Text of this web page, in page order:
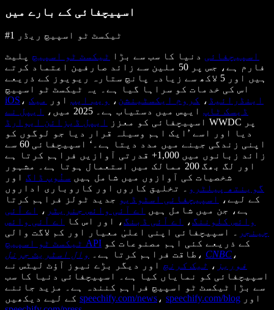
اسپیچفائی کے بارے میں
#1 ٹیکسٹ ٹو اسپیچ ریڈر
اسپیچفائی دنیا کا سب سے بڑا ٹیکسٹ ٹو اسپیچ پلیٹ
فارم ہے، جس پر 50 ملین سے زائد صارفین اعتماد کرتے
ہیں اور 5 لاکھ سے زیادہ پانچ ستارہ ریویوز کے ذریعے
اس کی خدمات کو سراہا گیا ہے۔ یہ ٹیکسٹ ٹو اسپیچ
iOS ، اینڈرائیڈ ، کروم ایکسٹینشن ، ویب ایپ اور
میک
ڈیسک ٹاپ ایپس میں دستیاب ہے۔ 2025 میں،
ایپل نے
اسپیچفائی کو معزز
ایپل ڈیزائن ایوارڈ
WWDC پر
دیا اور اسے ’ایک اہم وسیلہ قرار دیا جو لوگوں کو
اپنی زندگی جینے میں مدد دیتا ہے۔‘ اسپیچفائی 60 سے
زائد زبانوں میں 1,000+ قدرتی آوازیں فراہم کرتا ہے
اور لگ بھگ 200 ممالک میں استعمال ہوتا ہے۔ مشہور
شخصیات کی آوازوں میں شامل ہیں سنُوپ ڈاگ اور
گوینتھ پیلٹرو
۔ تخلیق کاروں اور کاروباری اداروں
کے لیے،
اسپیچفائی اسٹوڈیو جدید ٹولز فراہم کرتا
ہے، جن میں شامل ہیں اے آئی وائس جنریٹر ،
اے آئی
وائس کلوننگ، اے آئی ڈبنگ، اور اس کا
اے آئی وائس
چینجر
۔ اسپیچفائی اپنی اعلیٰ معیار اور کم لاگت والی
ٹیکسٹ ٹو اسپیچ API
طاقت فراہم کرتا ہے۔
وال اسٹریٹ جرنل ، CNBC ،
فوربز ، ٹیک کرنچ اور دیگر بڑے نیوز آؤٹ لیٹس نے
اسپیچفائی کو نمایاں کیا ہے۔ اسپیچفائی دنیا کا سب
سے بڑا ٹیکسٹ ٹو اسپیچ فراہم کنندہ ہے۔ مزید جاننے
speechify.com/news ، speechify.com/blog اور